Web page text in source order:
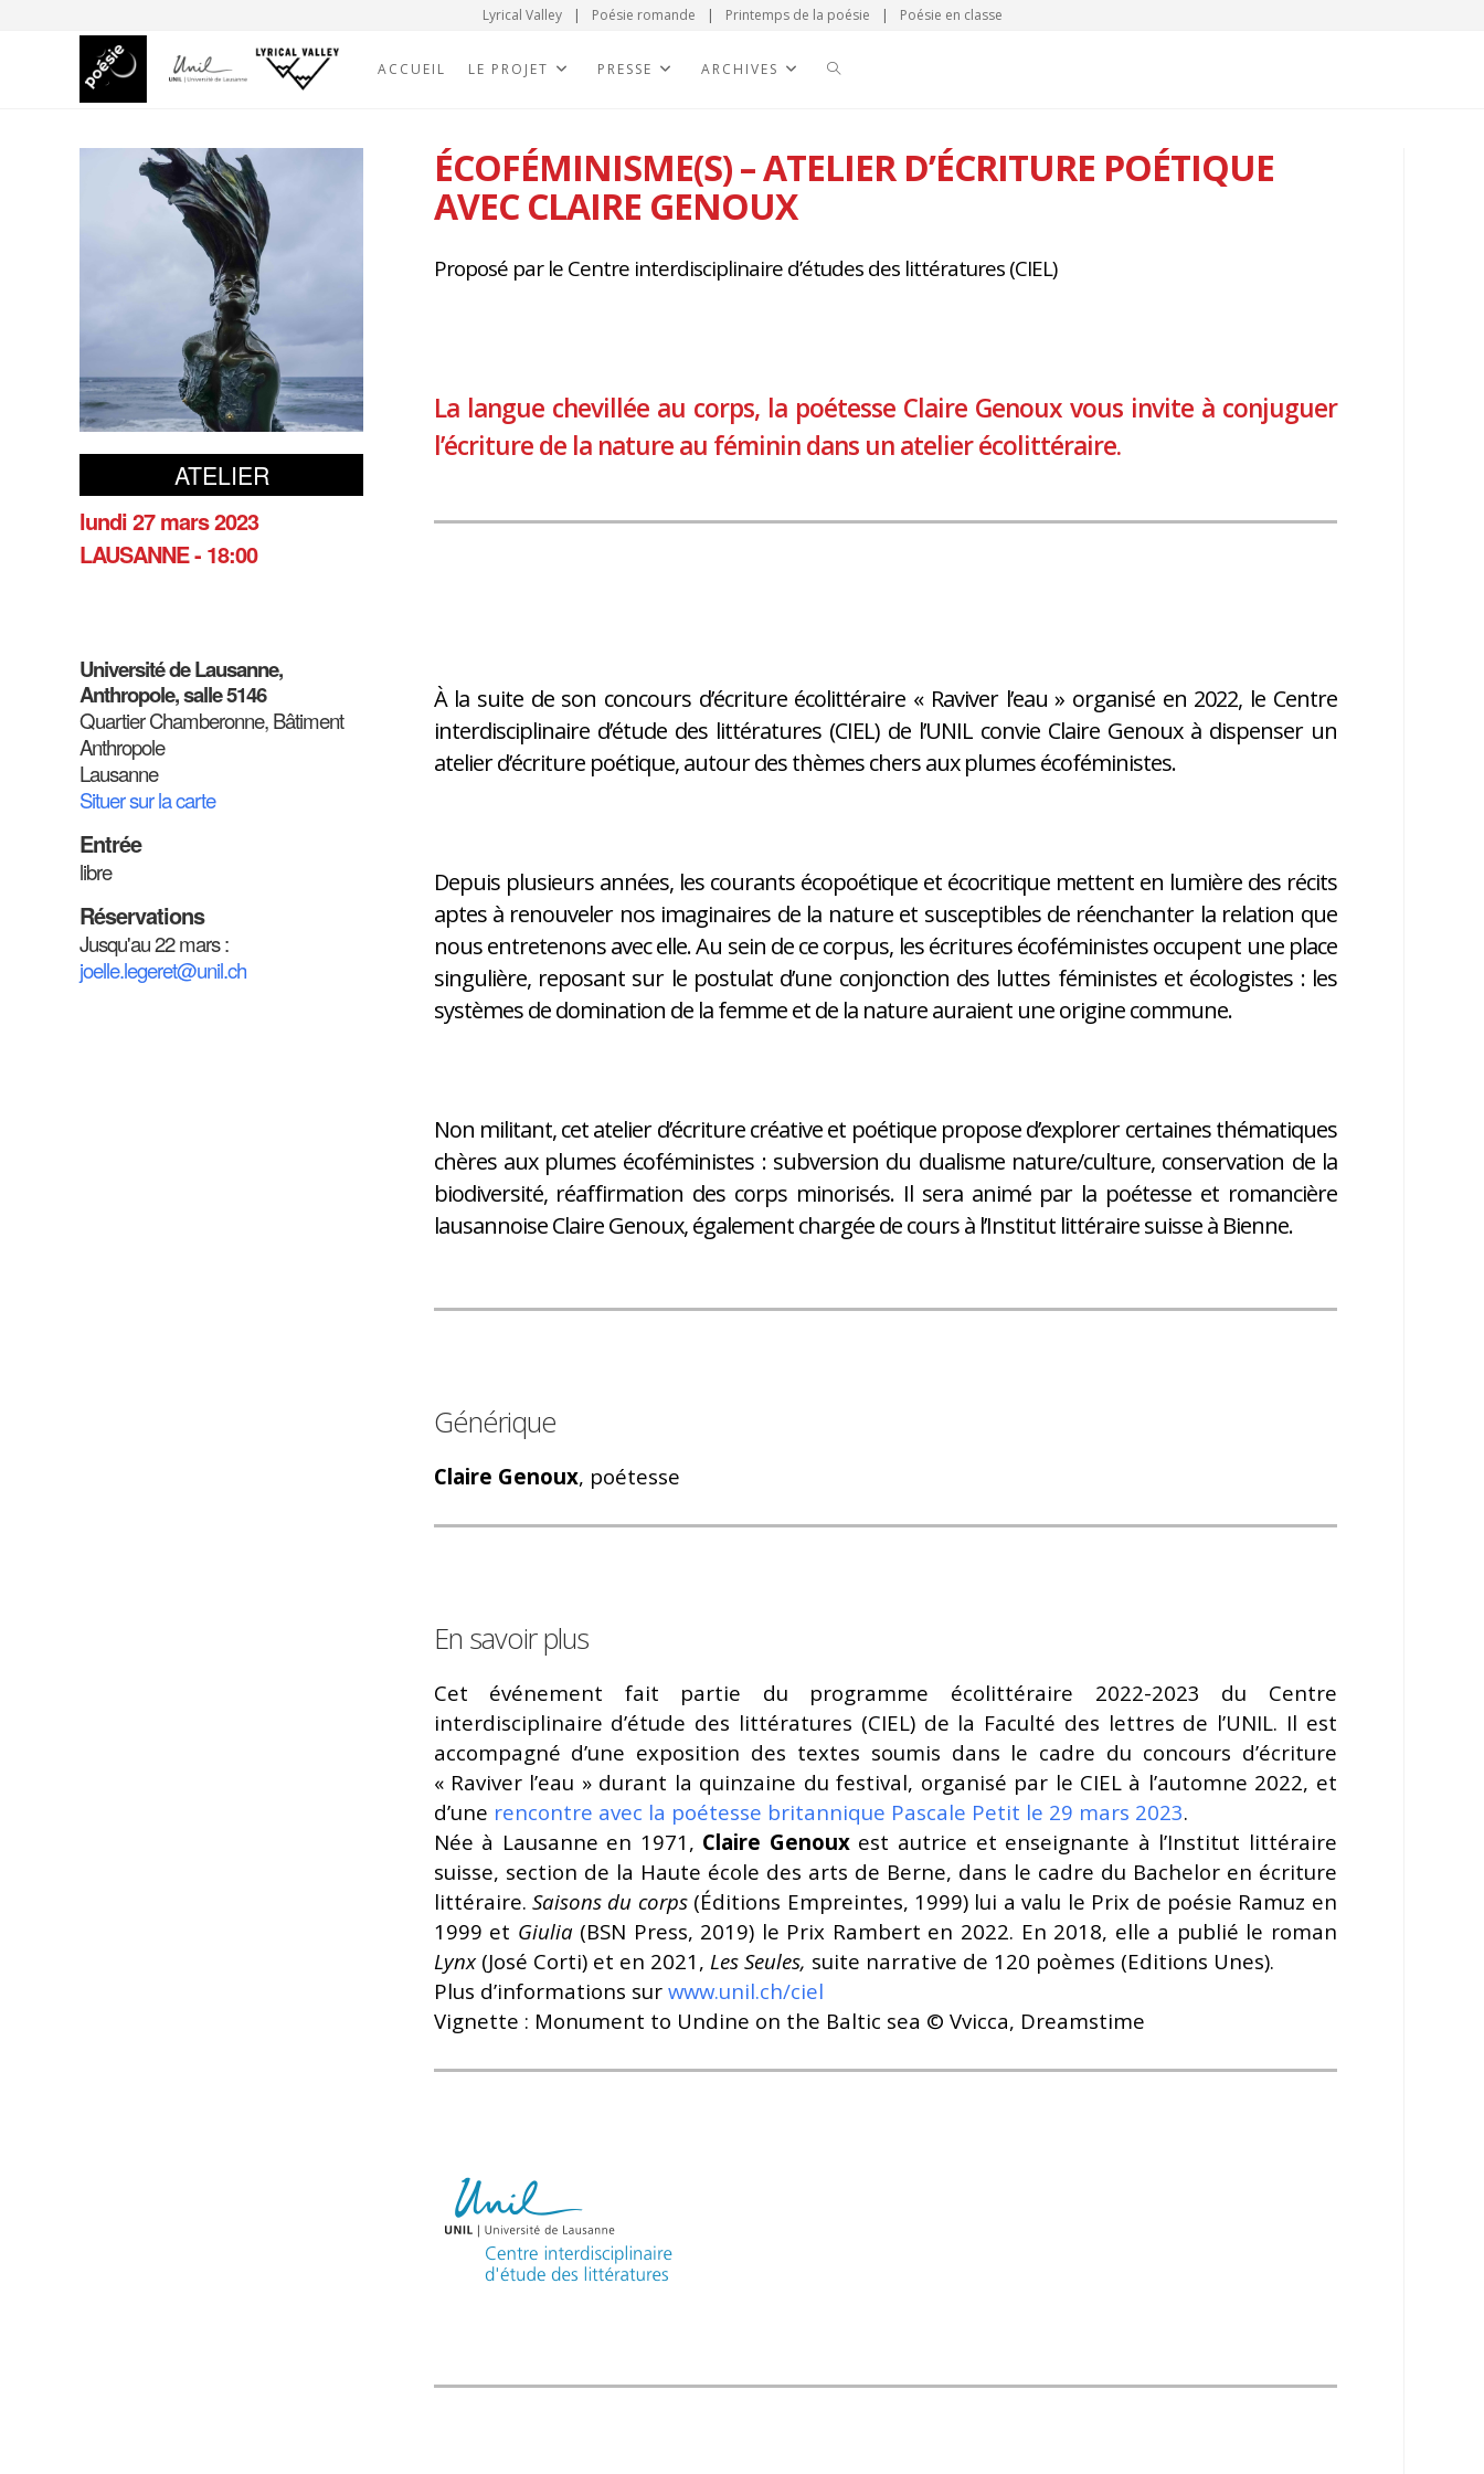
Lyrical Valley | Poésie romande | Printemps de la poésie | Poésie en classe
ACCUEIL LE PROJET PRESSE ARCHIVES
ATELIER
lundi 27 mars 2023
LAUSANNE - 18:00
Université de Lausanne,
Anthropole, salle 5146
Quartier Chamberonne, Bâtiment
Anthropole
Lausanne
Situer sur la carte
Entrée
libre
Réservations
Jusqu'au 22 mars :
joelle.legeret@unil.ch
ÉCOFÉMINISME(S) – ATELIER D’ÉCRITURE POÉTIQUE
AVEC CLAIRE GENOUX
Proposé par le Centre interdisciplinaire d’études des littératures (CIEL)
La langue chevillée au corps, la poétesse Claire Genoux vous invite à conjuguer
l’écriture de la nature au féminin dans un atelier écolittéraire.
À la suite de son concours d’écriture écolittéraire « Raviver l’eau » organisé en 2022, le Centre
interdisciplinaire d’étude des littératures (CIEL) de l’UNIL convie Claire Genoux à dispenser un
atelier d’écriture poétique, autour des thèmes chers aux plumes écoféministes.
Depuis plusieurs années, les courants écopoétique et écocritique mettent en lumière des récits
aptes à renouveler nos imaginaires de la nature et susceptibles de réenchanter la relation que
nous entretenons avec elle. Au sein de ce corpus, les écritures écoféministes occupent une place
singulière, reposant sur le postulat d’une conjonction des luttes féministes et écologistes : les
systèmes de domination de la femme et de la nature auraient une origine commune.
Non militant, cet atelier d’écriture créative et poétique propose d’explorer certaines thématiques
chères aux plumes écoféministes : subversion du dualisme nature/culture, conservation de la
biodiversité, réaffirmation des corps minorisés. Il sera animé par la poétesse et romancière
lausannoise Claire Genoux, également chargée de cours à l’Institut littéraire suisse à Bienne.
Générique
Claire Genoux, poétesse
En savoir plus
Cet événement fait partie du programme écolittéraire 2022-2023 du Centre
interdisciplinaire d’étude des littératures (CIEL) de la Faculté des lettres de l’UNIL. Il est
accompagné d’une exposition des textes soumis dans le cadre du concours d’écriture
« Raviver l’eau » durant la quinzaine du festival, organisé par le CIEL à l’automne 2022, et
d’une rencontre avec la poétesse britannique Pascale Petit le 29 mars 2023.
Née à Lausanne en 1971, Claire Genouxest autrice et enseignante à l’Institut littéraire
suisse, section de la Haute école des arts de Berne, dans le cadre du Bachelor en écriture
littéraire. Saisons du corps(Éditions Empreintes, 1999) lui a valu le Prix de poésie Ramuz en
1999 et Giulia (BSN Press, 2019) le Prix Rambert en 2022. En 2018, elle a publié le roman
Lynx(José Corti) et en 2021, Les Seules, suite narrative de 120 poèmes (Editions Unes).
Plus d’informations sur www.unil.ch/ciel
Vignette : Monument to Undine on the Baltic sea © Vvicca, Dreamstime